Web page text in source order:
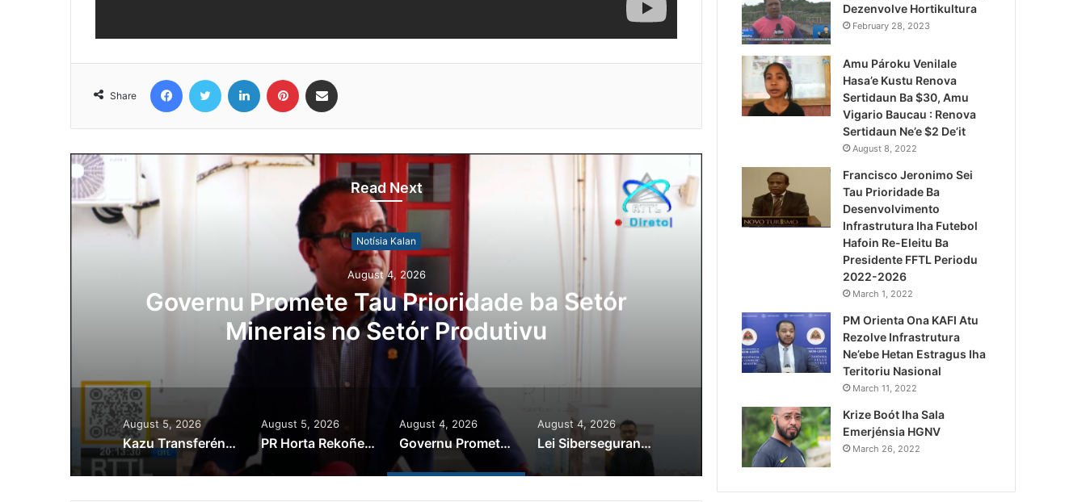
Share
Read Next
Notísia Kalan
August 4, 2026
Governu Promete Tau Prioridade ba Setór
Minerais no Setór Produtivu
Lei Siberseguransa Ajuda
Kaptura Autór Kriminozu
Estranjeiru
August 5, 2026
Kazu Transferénsia Osan Millaun 42 Husi Singapura, Advogadu Sei Halo Rekursu
August 5, 2026
PR Horta Rekoñese Timoroan Sira Iha Diáspora Nia Kontribuisaun
August 4, 2026
Governu Promete Tau Prioridade ba Setór Minerais no Setór Produtivu
August 4, 2026
Lei Siberseguransa Ajuda Autoridade Polisiál Kaptura Autór Kriminozu ho Paradeiru Iha Estranjeiru
Dezenvolve Hortikultura
February 28, 2023
Amu Pároku Venilale
Hasa’e Kustu Renova
Sertidaun Ba $30, Amu
Vigario Baucau : Renova
Sertidaun Ne’e $2 De’it
August 8, 2022
Francisco Jeronimo Sei
Tau Prioridade Ba
Desenvolvimento
Infrastrutura Iha Futebol
Hafoin Re-Eleitu Ba
Presidente FFTL Periodu
2022-2026
March 1, 2022
PM Orienta Ona KAFI Atu
Rezolve Infrastrutura
Ne’ebe Hetan Estragus Iha
Teritoriu Nasional
March 11, 2022
Krize Boót Iha Sala
Emerjénsia HGNV
March 26, 2022